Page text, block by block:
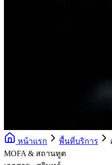
หน้าแรก พื้นที่บริการ
MOFA & สถานทูต